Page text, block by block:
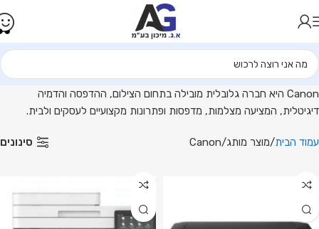
סורקים
צילום
מקצועי
Canon
|
מיכון
Canon היא חברה גלובלית מובילה בתחום הצילום, ההדפסה והדמיה
דיגיטלית, המציעה מצלמות, מדפסות ופתרונות מקצועיים לעסקים ולבית.
עמוד הבית מוצר מותג Canon סינונים